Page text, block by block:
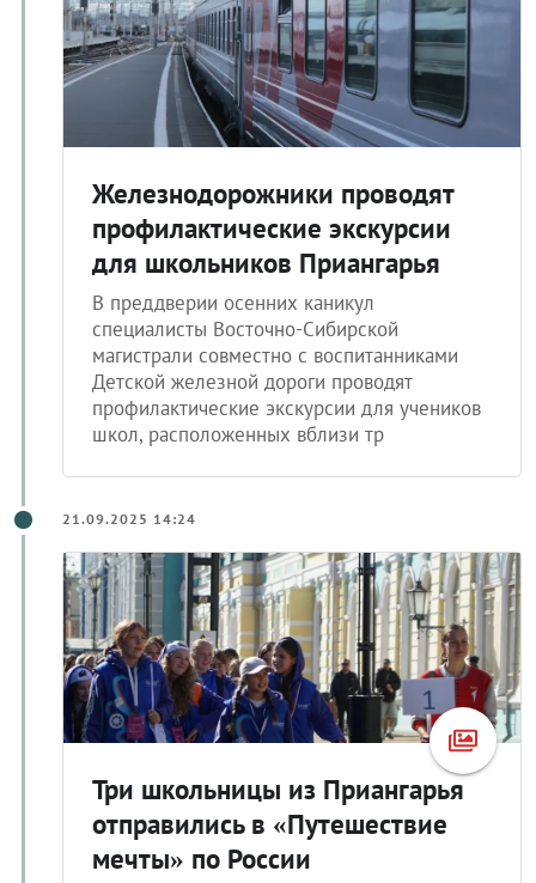
Железнодорожники проводят
профилактические экскурсии
для школьников Приангарья
В преддверии осенних каникул
специалисты Восточно-Сибирской
магистрали совместно с воспитанниками
Детской железной дороги проводят
профилактические экскурсии для учеников
школ, расположенных вблизи тр
21.09.2025 14:24
Три школьницы из Приангарья
отправились в «Путешествие
мечты» по России